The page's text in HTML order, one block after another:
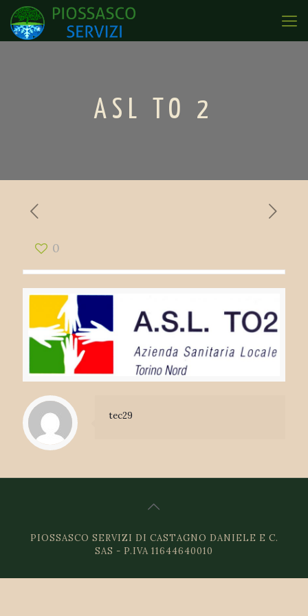
ASL TO 2
0
tec29
PIOSSASCO SERVIZI DI CASTAGNO DANIELE E C.
SAS - P.IVA 11644640010